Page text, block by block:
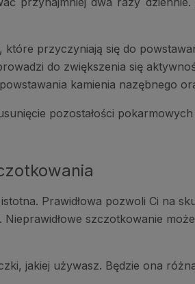
przyczyniają się do
do zwiększenia się
kamienia nazębnego
pozostałości
Prawidłowa pozwoli Ci na
szczotkowanie
jakiej używasz. Będzie ona